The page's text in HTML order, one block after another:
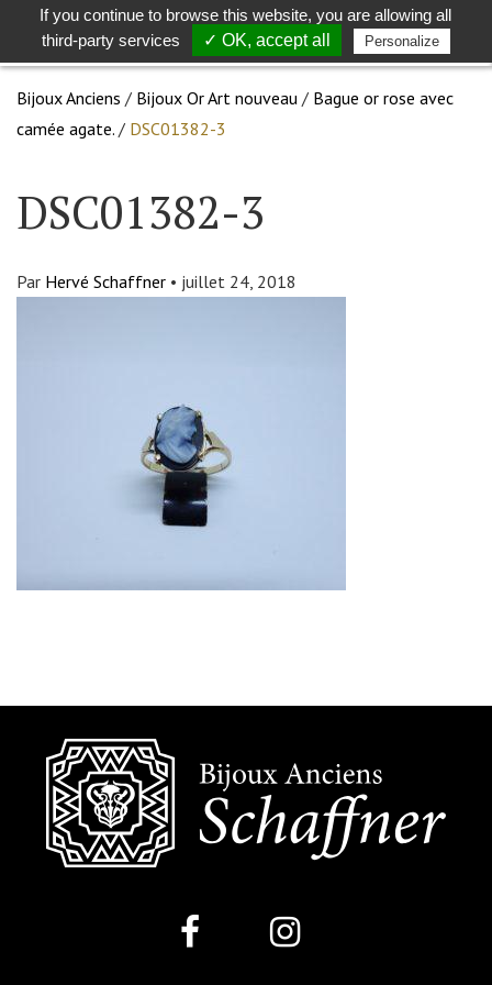
Toggle
search
Bijoux Anciens / Bijoux Or Art nouveau / Bague or rose avec
camée agate. / DSC01382-3
DSC01382-3
Par Hervé Schaffner • juillet 24, 2018
If you continue to browse this website, you are allowing all
third-party services
✓ OK, accept all Personalize